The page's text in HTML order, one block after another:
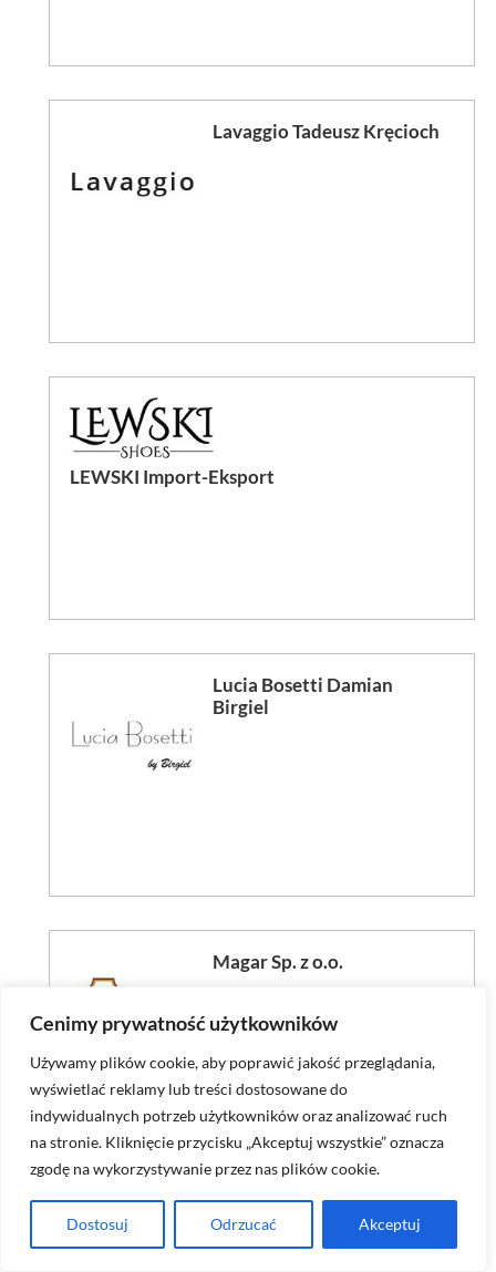
Cenimy prywatność użytkowników
Używamy plików cookie, aby poprawić jakość przeglądania,
wyświetlać reklamy lub treści dostosowane do
indywidualnych potrzeb użytkowników oraz analizować ruch
na stronie. Kliknięcie przycisku „Akceptuj wszystkie” oznacza
zgodę na wykorzystywanie przez nas plików cookie.
Dostosuj Odrzucać Akceptuj
Lavaggio Tadeusz Kręcioch
LEWSKI Import-Eksport
Lucia Bosetti Damian
Birgiel
Magar Sp. z o.o.
Marco Shoes Sp. z o. o.